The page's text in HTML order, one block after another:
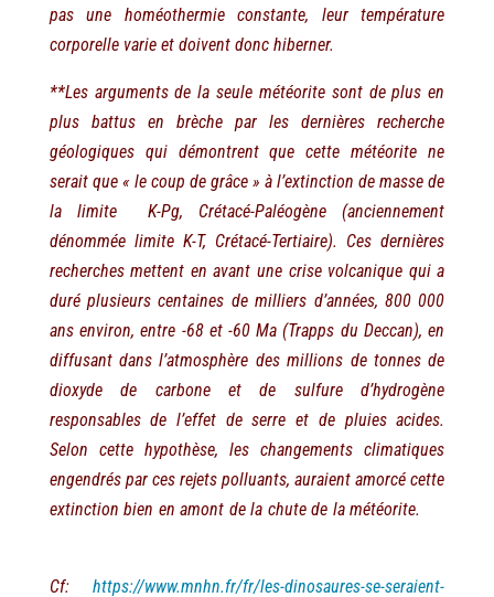
pas une homéothermie constante, leur température
corporelle varie et doivent donc hiberner.
**Les arguments de la seule météorite sont de plus en
plus battus en brèche par les dernières recherche
géologiques qui démontrent que cette météorite ne
serait que « le coup de grâce » à l’extinction de masse de
la limite K-Pg, Crétacé-Paléogène (anciennement
dénommée limite K-T, Crétacé-Tertiaire). Ces dernières
recherches mettent en avant une crise volcanique qui a
duré plusieurs centaines de milliers d’années, 800 000
ans environ, entre -68 et -60 Ma (Trapps du Deccan), en
diffusant dans l’atmosphère des millions de tonnes de
dioxyde de carbone et de sulfure d’hydrogène
responsables de l’effet de serre et de pluies acides.
Selon cette hypothèse, les changements climatiques
engendrés par ces rejets polluants, auraient amorcé cette
extinction bien en amont de la chute de la météorite.
Cf:https://www.mnhn.fr/fr/les-dinosaures-se-seraient-